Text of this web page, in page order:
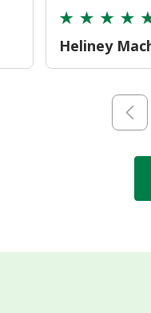
Heliney